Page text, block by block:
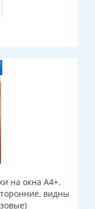
на окна А4+.
видны